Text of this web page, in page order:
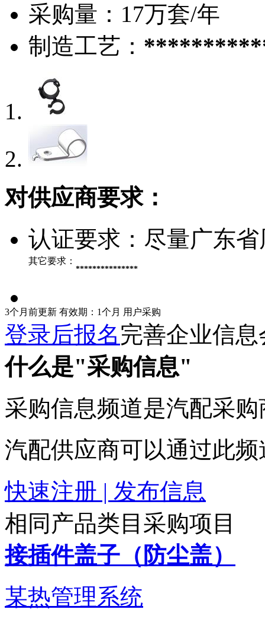
采购量： 17万套/年
制造工艺：
对供应商要求：
认证要求： 尽量广东省
其它要求：
***************
3个月前更新 有效期：1个月 用户采购
登录后报名完善企业信
什么是"采购信息"
采购信息频道是汽配采
汽配供应商可以通过此
快速注册 | 发布信息
相同产品类目采购项目
接插件盖子（防尘盖）
某热管理系统